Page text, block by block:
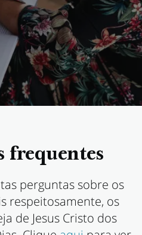
frequentes
perguntas sobre os
respeitosamente, os
de Jesus Cristo dos